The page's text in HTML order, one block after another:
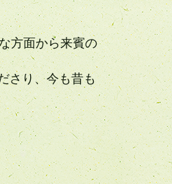
方面から来賓の
さり、今も昔も